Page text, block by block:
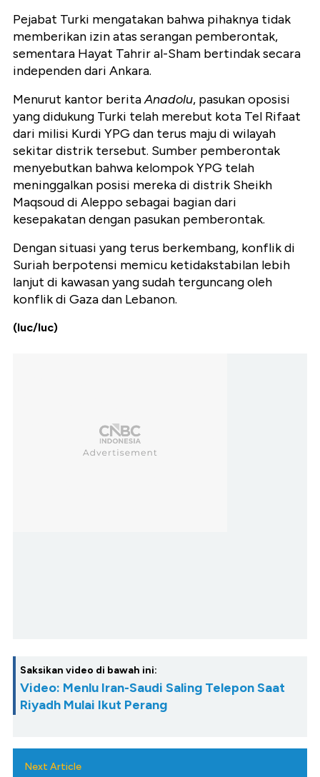
Pejabat Turki mengatakan bahwa pihaknya tidak
memberikan izin atas serangan pemberontak,
sementara Hayat Tahrir al-Sham bertindak secara
independen dari Ankara.
Menurut kantor beritaAnadolu, pasukan oposisi
yang didukung Turki telah merebut kota Tel Rifaat
dari milisi Kurdi YPG dan terus maju di wilayah
sekitar distrik tersebut. Sumber pemberontak
menyebutkan bahwa kelompok YPG telah
meninggalkan posisi mereka di distrik Sheikh
Maqsoud di Aleppo sebagai bagian dari
kesepakatan dengan pasukan pemberontak.
Dengan situasi yang terus berkembang, konflik di
Suriah berpotensi memicu ketidakstabilan lebih
lanjut di kawasan yang sudah terguncang oleh
konflik di Gaza dan Lebanon.
(luc/luc)
Saksikan video di bawah ini:
Video: Menlu Iran-Saudi Saling Telepon Saat
Riyadh Mulai Ikut Perang
Next Article